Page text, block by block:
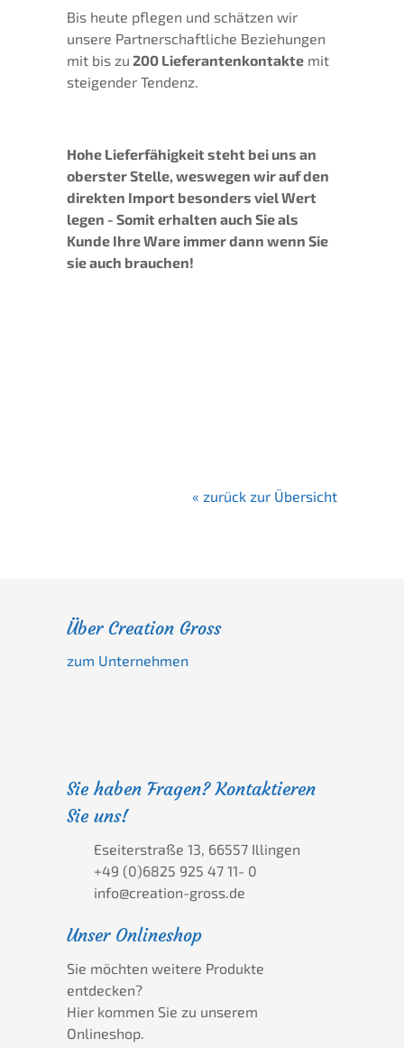
Bis heute pflegen und schätzen wir
unsere Partnerschaftliche Beziehungen
mit bis zu 200 Lieferantenkontakte mit
steigender Tendenz.
Hohe Lieferfähigkeit steht bei uns an
oberster Stelle, weswegen wir auf den
direkten Import besonders viel Wert
legen - Somit erhalten auch Sie als
Kunde Ihre Ware immer dann wenn Sie
sie auch brauchen!
« zurück zur Übersicht
Über Creation Gross
zum Unternehmen
Sie haben Fragen? Kontaktieren
Sie uns!
Eseiterstraße 13, 66557 Illingen
+49 (0)6825 925 47 11- 0
info@creation-gross.de
Unser Onlineshop
Sie möchten weitere Produkte
entdecken?
Hier kommen Sie zu unserem
Onlineshop.